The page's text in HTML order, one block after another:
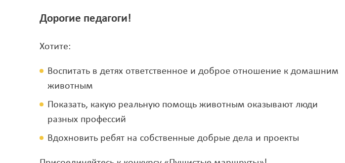
Дорогие педагоги!
Хотите:
Воспитать в детях ответственное и доброе отношение к домашним
животным
Показать, какую реальную помощь животным оказывают люди
разных профессий
Вдохновить ребят на собственные добрые дела и проекты